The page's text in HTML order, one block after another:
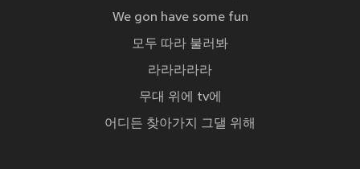
We gon have some fun
모두 따라 불러봐
라라라라라
무대 위에 tv에
어디든 찾아가지 그댈 위해